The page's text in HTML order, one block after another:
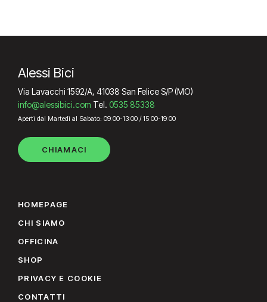
Alessi Bici
Via Lavacchi 1592/A, 41038 San Felice S/P (MO)
info@alessibici.com Tel. 0535 85338
Aperti dal Martedì al Sabato: 09:00-13:00 / 15:00-19:00
CHIAMACI
HOMEPAGE
CHI SIAMO
OFFICINA
SHOP
PRIVACY E COOKIE
CONTATTI